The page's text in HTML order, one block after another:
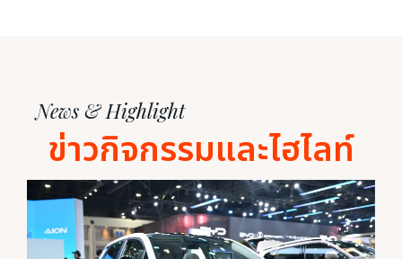
News & Highlight
ข่าวกิจกรรมและไฮไลท์